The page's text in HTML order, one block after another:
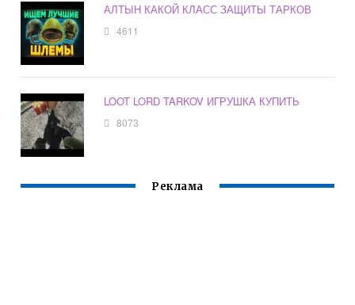
АЛТЫН КАКОЙ КЛАСС ЗАЩИТЫ ТАРКОВ
4611
LOOT LORD TARKOV ИГРУШКА КУПИТЬ
8073
Реклама